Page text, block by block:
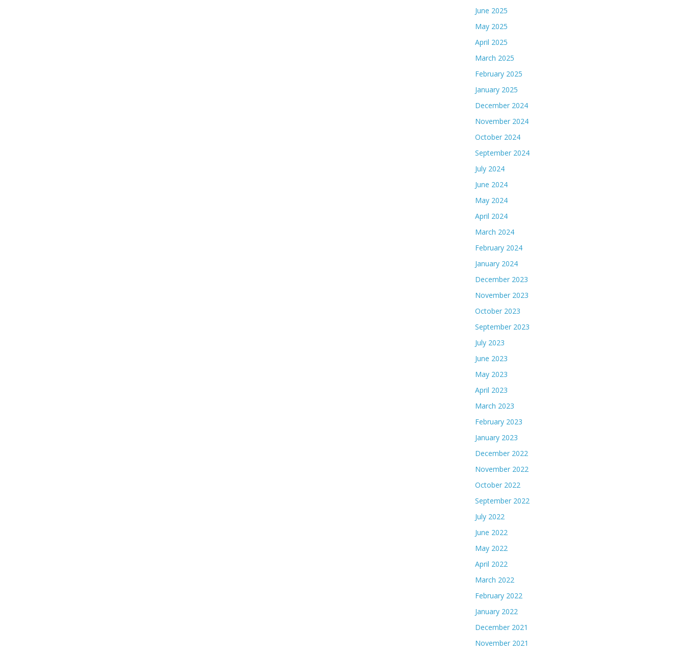
June 2025
May 2025
April 2025
March 2025
February 2025
January 2025
December 2024
November 2024
October 2024
September 2024
July 2024
June 2024
May 2024
April 2024
March 2024
February 2024
January 2024
December 2023
November 2023
October 2023
September 2023
July 2023
June 2023
May 2023
April 2023
March 2023
February 2023
January 2023
December 2022
November 2022
October 2022
September 2022
July 2022
June 2022
May 2022
April 2022
March 2022
February 2022
January 2022
December 2021
November 2021